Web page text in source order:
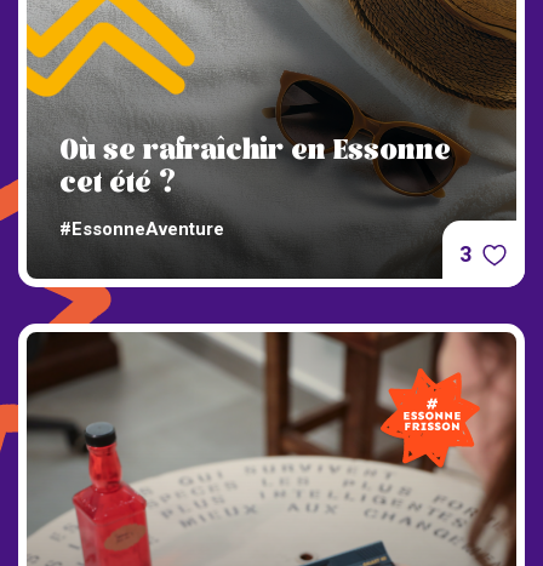
Où se rafraîchir en Essonne
cet été ?
#EssonneAventure
3